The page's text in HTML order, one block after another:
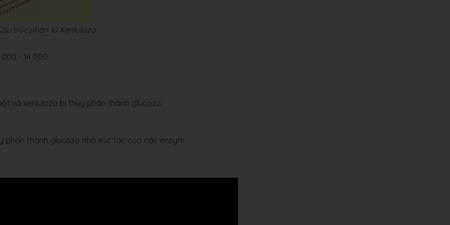
trúc phân tử Xenlulozơ
000 - 14 000
và xenlulozơ bị thủy phân thành glucozơ
phân thành glucozơ nhờ xúc tác của các enzym